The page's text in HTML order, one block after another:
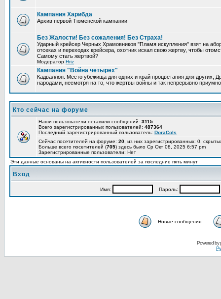
Кампания Харибда
Архив первой Тюменской кампании
Без Жалости! Без сожаления! Без Страха!
Ударный крейсер Черных Храмовников "Пламя искупления" взят на
отсеках и переходах крейсера, охотник искал свою жертву, чтобы
Самому стать жертвой?
Модератор Hriz
Кампания "Война четырех"
Кадваллон. Место убежища для одних и край процветания для других,
народами, несмотря на то, что жертвы войны и так непрерывно
Кто сейчас на форуме
Наши пользователи оставили сообщений: 3115
Всего зарегистрированных пользователей: 487364
Последний зарегистрированный пользователь: DoraCols
Сейчас посетителей на форуме: 20 , из них зарегистрированных: 0,
Больше всего посетителей (705) здесь было Ср Окт 08, 2025 6:57 pm
Зарегистрированные пользователи: Нет
Эти данные основаны на активности пользователей за последние пять минут
Вход
Имя: Пароль:
Новые сообщения
Powered by